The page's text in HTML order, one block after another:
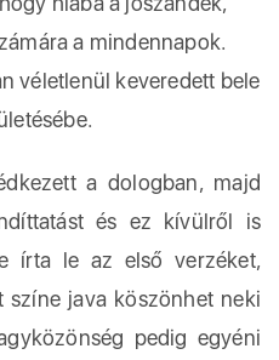
a mindennapok.
véletlenül keveredett bele
a dologban, majd
és ez kívülről is
írta le az első verzéket,
színe java köszönhet neki
pedig egyéni